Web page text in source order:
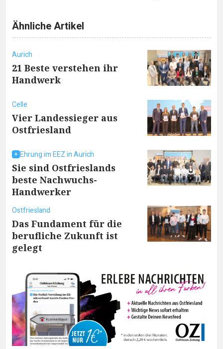
Ähnliche Artikel
Aurich
21 Beste verstehen ihr
Handwerk
Celle
Vier Landessieger aus
Ostfriesland
Ehrung im EEZ in Aurich
Sie sind Ostfrieslands
beste Nachwuchs-
Handwerker
Ostfriesland
Das Fundament für die
berufliche Zukunft ist
gelegt